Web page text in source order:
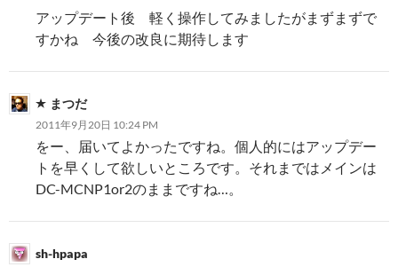
アップデート後 軽く操作してみましたがまずまずで
すかね 今後の改良に期待します
まつだ
2011年9月20日 10:24 PM
をー、届いてよかったですね。個人的にはアップデー
トを早くして欲しいところです。それまではメインは
DC-MCNP1or2のままですね…。
sh-hpapa